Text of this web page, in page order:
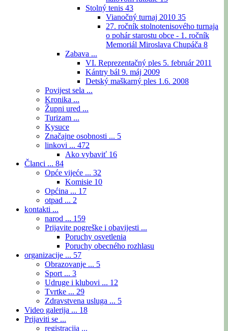
Stolný tenis 43
Vianočný turnaj 2010 35
27. ročník stolnotenisového turnaja
o pohár starostu obce - 1. ročník
Memoriál Miroslava Chupáča 8
Zabava ...
VI. Reprezentačný ples 5. február 2011
Kántry bál 9. máj 2009
Detský maškarný ples 1.6. 2008
Povijest sela ...
Kronika ...
Župni ured ...
Turizam ...
Kysuce
Značajne osobnosti ... 5
linkovi ... 472
Ako vybaviť 16
Članci ... 84
Opće vijeće ... 32
Komisie 10
Općina ... 17
otpad ... 2
kontakti ...
narod ... 159
Prijavite pogreške i obavijesti ...
Poruchy osvetlenia
Poruchy obecného rozhlasu
organizacije ... 57
Obrazovanje ... 5
Sport ... 3
Udruge i klubovi ... 12
Tvrtke ... 29
Zdravstvena usluga ... 5
Video galerija ... 18
Prijaviti se ...
registracija ...